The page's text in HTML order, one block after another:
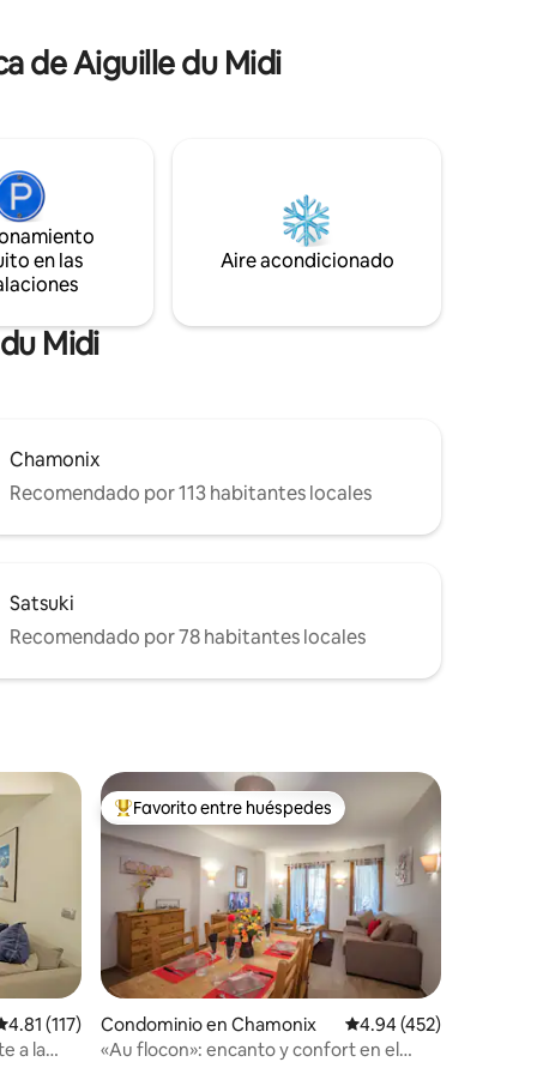
a tener
estancia garantizada. P.D.: ¡Hay una
panadería increíble a la vuelta de la
de Aiguille du Midi
en las
Aire acondicionado
Midi
Chamonix
Recomendado por 113 habitantes locales
Satsuki
Recomendado por 78 habitantes locales
promedio: 4.81 de 5; 117 evaluaciones
4.81 (117)
a la
De los mejores en Favorito entre huéspedes
Favorito entre huéspedes
Condominio en Chamonix Calificación promedio:
4.94 (452)
«Au flocon»: encanto y confort en el